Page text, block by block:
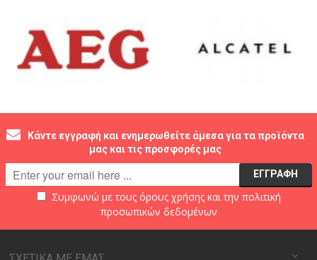
Κάντε εγγραφή και ενημερωθείτε άμεσα για τα προϊόντα
μας και τις προσφορές μας
Συμφωνώ με τους όρους χρήσηςκαι την πολιτική
προσωπικών δεδομένων